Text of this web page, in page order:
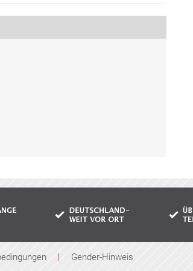
| Gender-Hinweis